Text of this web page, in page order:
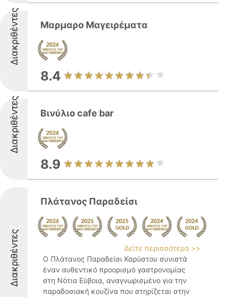
Διακριθέντες Μαρμαρο Μαγειρέματα
8.4
Διακριθέντες Βινύλιο cafe bar
8.9
Διακριθέντες
Πλάτανος Παραδείσι
Δείτε περισσότερα >>
Ο Πλάτανος Παραδείσι Καρύστου συνιστά
έναν αυθεντικό προορισμό γαστρονομίας
στη Νότια Εύβοια, αναγνωρισμένο για την
παραδοσιακή κουζίνα που στηρίζεται στην